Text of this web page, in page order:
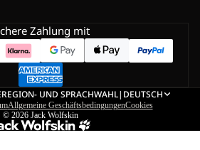
Zahlung mit
REGION- UND SPRACHWAHL| DEUTSCH
Allgemeine GeschäftsbedingungenCookies
© 2026 Jack Wolfskin